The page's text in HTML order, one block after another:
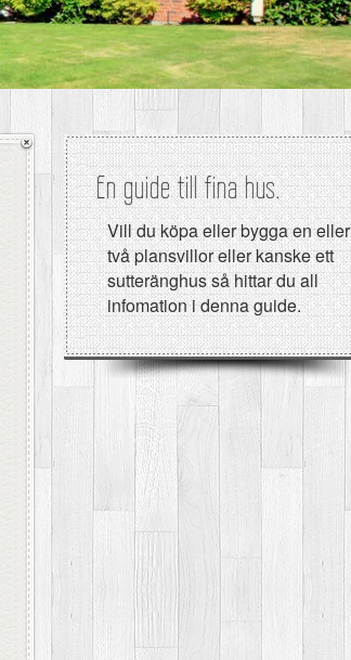
En guide till fina hus.
Vill du köpa eller bygga en eller
två plansvillor eller kanske ett
sutteränghus så hittar du all
infomation i denna guide.